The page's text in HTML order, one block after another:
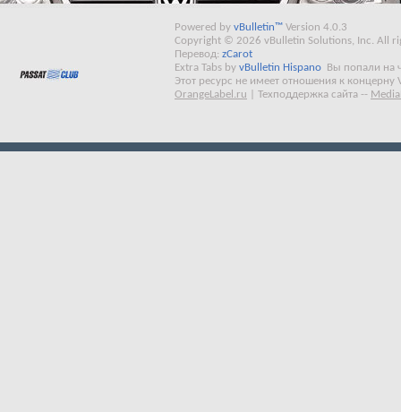
Powered by vBulletin™ Version 4.0.3
Copyright © 2026 vBulletin Solutions, Inc. All
Перевод: zCarot
Extra Tabs by vBulletin Hispano
Вы попали на
Этот ресурс не имеет отношения к концерну
OrangeLabel.ru
Техподдержка сайта --